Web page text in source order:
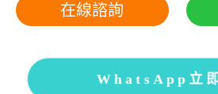
在線諮詢
WhatsApp立